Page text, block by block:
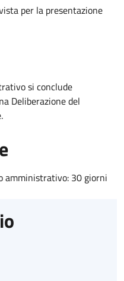
per la presentazione
si conclude
Deliberazione del
amministrativo: 30 giorni